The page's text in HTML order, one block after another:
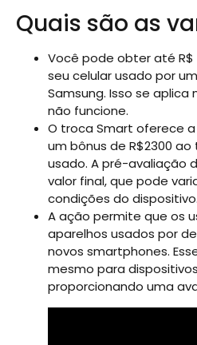
Quais são as
Você pode obter até
seu celular usado por
Samsung. Isso se
não funcione.
O troca Smart oferece
um bônus de R$2300
usado. A pré-avaliação
valor final, que pode
condições do dispositivo.
A ação permite que os
aparelhos usados por
novos smartphones.
mesmo para
proporcionando uma